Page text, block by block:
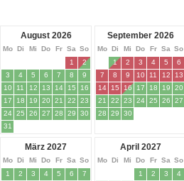
August 2026
Mo Di Mi Do Fr Sa So
1
2
3
4 5 6 7 8
9
10
11 12 13 14 15
16
17
18 19 20 21 22
23
24 25 26 27 28 29
30
31
September 2026
Mo Di Mi Do Fr Sa So
1
2 3 4 5
6
7
8 9 10 11 12
13
14
15 16 17 18 19
20
21
22 23 24 25 26
27
28
29 30
März 2027
Mo Di Mi Do Fr Sa So
1
2 3 4 5 6
7
April 2027
Mo Di Mi Do Fr Sa So
1
2 3
4